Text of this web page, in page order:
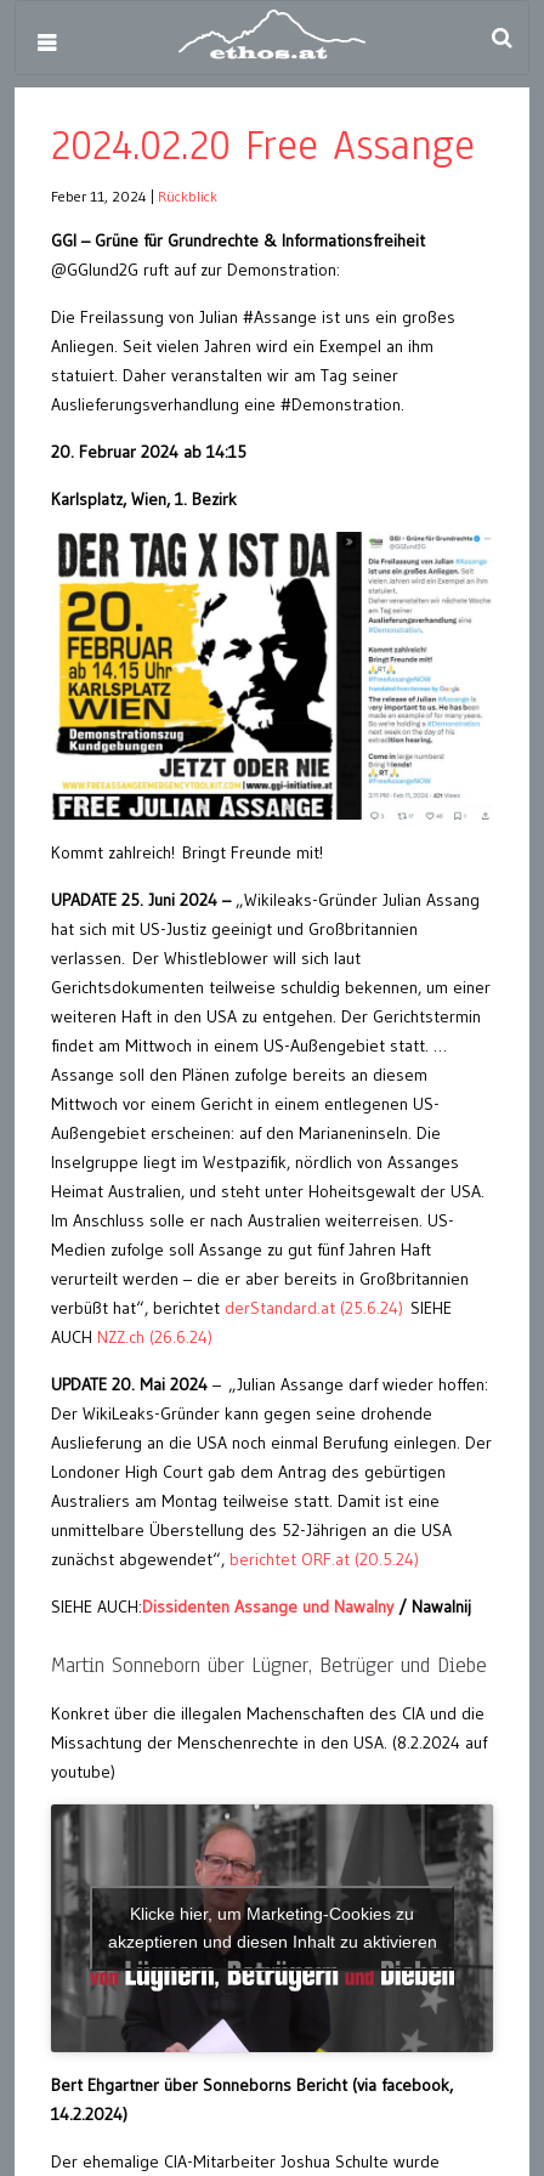
2024.02.20 Free Assange
Feber 11, 2024 Rückblick
GGI – Grüne für Grundrechte & Informationsfreiheit
@GGIund2G ruft auf zur Demonstration:
Die Freilassung von Julian #Assange ist uns ein großes
Anliegen. Seit vielen Jahren wird ein Exempel an ihm
statuiert. Daher veranstalten wir am Tag seiner
Auslieferungsverhandlung eine #Demonstration.
20. Februar 2024 ab 14:15
Karlsplatz, Wien, 1. Bezirk
Kommt zahlreich! Bringt Freunde mit!
UPADATE 25. Juni 2024 –„Wikileaks-Gründer Julian Assang
hat sich mit US-Justiz geeinigt und Großbritannien
verlassen. Der Whistleblower will sich laut
Gerichtsdokumenten teilweise schuldig bekennen, um einer
weiteren Haft in den USA zu entgehen. Der Gerichtstermin
findet am Mittwoch in einem US-Außengebiet statt. …
Assange soll den Plänen zufolge bereits an diesem
Mittwoch vor einem Gericht in einem entlegenen US-
Außengebiet erscheinen: auf den Marianeninseln. Die
Inselgruppe liegt im Westpazifik, nördlich von Assanges
Heimat Australien, und steht unter Hoheitsgewalt der USA.
Im Anschluss solle er nach Australien weiterreisen. US-
Medien zufolge soll Assange zu gut fünf Jahren Haft
verurteilt werden – die er aber bereits in Großbritannien
verbüßt hat“, berichtet derStandard.at (25.6.24) SIEHE
AUCH NZZ.ch (26.6.24)
UPDATE 20. Mai 2024 – „Julian Assange darf wieder hoffen:
Der WikiLeaks-Gründer kann gegen seine drohende
Auslieferung an die USA noch einmal Berufung einlegen. Der
Londoner High Court gab dem Antrag des gebürtigen
Australiers am Montag teilweise statt. Damit ist eine
unmittelbare Überstellung des 52-Jährigen an die USA
zunächst abgewendet“, berichtet ORF.at (20.5.24)
SIEHE AUCH:Dissidenten Assange und Nawalny/ Nawalnij
Martin Sonneborn über Lügner, Betrüger und Diebe
Konkret über die illegalen Machenschaften des CIA und die
Missachtung der Menschenrechte in den USA. (8.2.2024 auf
youtube)
Klicke hier, um Marketing-Cookies zu
akzeptieren und diesen Inhalt zu aktivieren
Bert Ehgartner über Sonneborns Bericht (via facebook,
14.2.2024)
Der ehemalige CIA-Mitarbeiter Joshua Schulte wurde